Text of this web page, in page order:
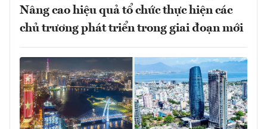
Nâng cao hiệu quả tổ chức thực hiện các
chủ trương phát triển trong giai đoạn mới